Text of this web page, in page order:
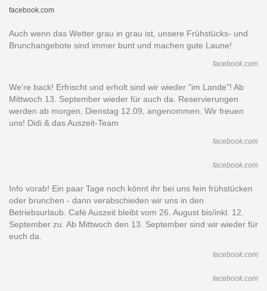
facebook.com
Auch wenn das Wetter grau in grau ist, unsere Frühstücks- und
Brunchangebote sind immer bunt und machen gute Laune!
facebook.com
We're back! Erfrischt und erholt sind wir wieder "im Lande"! Ab
Mittwoch 13. September wieder für auch da. Reservierungen
werden ab morgen, Dienstag 12.09, angenommen. Wir freuen
uns! Didi & das Auszeit-Team
facebook.com
facebook.com
Info vorab! Ein paar Tage noch könnt ihr bei uns fein frühstücken
oder brunchen - dann verabschieden wir uns in den
Betriebsurlaub. Café Auszeit bleibt vom 26. August bis/inkl. 12.
September zu. Ab Mittwoch den 13. September sind wir wieder für
euch da.
facebook.com
facebook.com